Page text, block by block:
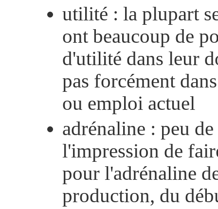
utilité : la plupart
ont beaucoup de
d'utilité dans leur
pas forcément
ou emploi actuel
adrénaline : peu
l'impression de
pour l'adrénaline
production, du